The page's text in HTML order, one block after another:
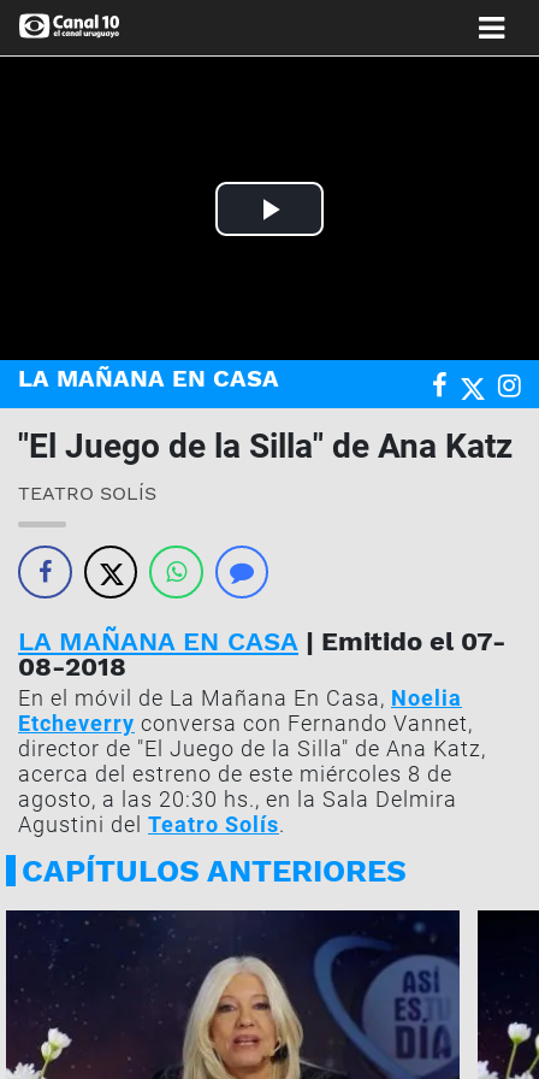
Play
LA MAÑANA EN CASA
"El Juego de la Silla" de Ana Katz
TEATRO SOLÍS
LA MAÑANA EN CASA | Emitido el 07-
08-2018
En el móvil de La Mañana En Casa, Noelia
Etcheverry conversa con Fernando Vannet,
director de "El Juego de la Silla" de Ana Katz,
acerca del estreno de este miércoles 8 de
agosto, a las 20:30 hs., en la Sala Delmira
Agustini del Teatro Solís.
CAPÍTULOS ANTERIORES